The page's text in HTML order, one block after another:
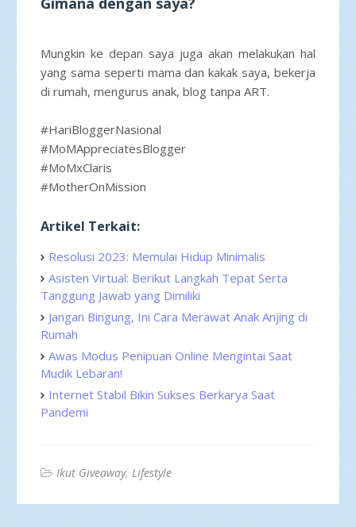
Mungkin ke depan saya juga akan melakukan hal
yang sama seperti mama dan kakak saya, bekerja
di rumah, mengurus anak, blog tanpa ART.
#HariBloggerNasional
#MoMAppreciatesBlogger
#MoMxClaris
#MotherOnMission
Artikel Terkait:
Resolusi 2023: Memulai Hidup Minimalis
Asisten Virtual: Berikut Langkah Tepat Serta
Tanggung Jawab yang Dimiliki
Jangan Bingung, Ini Cara Merawat Anak Anjing di
Rumah
Awas Modus Penipuan Online Mengintai Saat
Mudik Lebaran!
Internet Stabil Bikin Sukses Berkarya Saat
Pandemi
Ikut Giveaway Lifestyle